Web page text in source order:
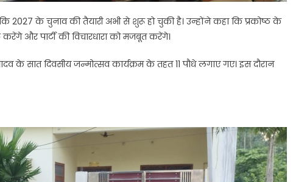
2027 के चुनाव की तैयारी अभी से शुरू हो चुकी है। उन्होंने कहा कि प्रकोष्ठ के
और पार्टी की विचारधारा को मजबूत करेंगे।
के सात दिवसीय जन्मोत्सव कार्यक्रम के तहत 11 पौधे लगाए गए। इस दौरान